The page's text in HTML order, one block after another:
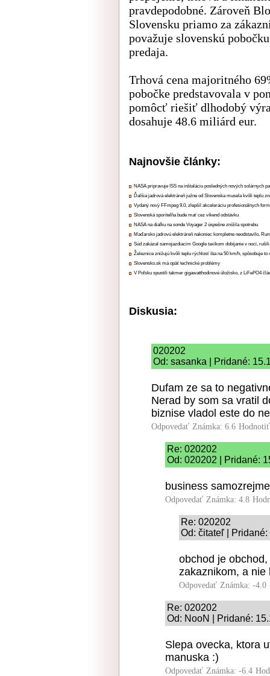
pravdepodobné. Zároveň
Slovensku priamo za
považuje slovenskú
predaja.
Trhová cena majoritného
pobočke predstavovala v
pomôcť riešiť dlhodobý
dosahuje 48.6 miliárd eur.
Najnovšie články:
NASA pripravuje ISS na inštaláciu posledných nových solárnych
Ďalšia jadrová elektráreň južne od Slovenska musela kvôli teplu
Vydaný nový FFmpeg 9.0, zlepšil akceleráciu profesionálnych
Slovenská sporiteľňa bude mať cez víkend odstávku
NASA na diaľku na sonde Voyager 2 úspešne znížila spotrebu
Maďarsko jadrovú elektráreň nakoniec kompletne neodstavilo,
Súd zakázal samojazdiacim Google taxíkom dobíjanie v noci,
Železnice znižujú kvôli teplu rýchlosť iba na 50 km/h, spôsobuje to
Slovensko.sk má opäť technické problémy
V Poľsku spustili takmer gigawatthodinové úložisko, z LiFePO4
Diskusia:
020202
Od: sasanka | Pridané:
Dufam ze sa to
Nerad by som sa vratil
biznise vladol este do
Odpovedať Známka: 6.6
Re: 020202
Od: 020202 | Pridané:
business
Odpovedať Známka: 4.8
Re: 020202
Od: čitateľ |
obchod je
zakaznikom, a nie
Odpovedať Známka: -4.0
Re: 020202
Od: NooN | Pridané:
Slepa ovecka, ktora
manuska :)
Odpovedať Známka: -6.4